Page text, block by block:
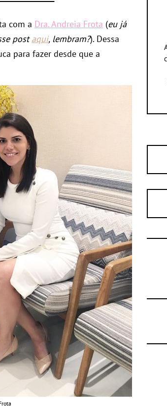
com a Dra. Andreia Frota (eu já
postaqui, lembram?). Dessa
para fazer desde que a